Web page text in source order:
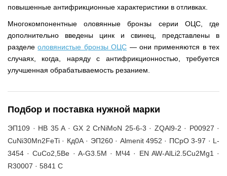
повышенные антифрикционные характеристики в отливках.
Многокомпонентные оловянные бронзы серии ОЦС, где
дополнительно введены цинк и свинец, представлены в
разделеоловянистые бронзы ОЦС — они применяются в тех
случаях, когда, наряду с антифрикционностью, требуется
улучшенная обрабатываемость резанием.
Подбор и поставка нужной марки
ЭП109 · HB 35 A · GX 2 CrNiMoN 25-6-3 · ZQAl9-2 · P00927 ·
CuNi30Mn2FeTi · Кд0А · ЭП260 · Almenit 4952 · ПСрО 3-97 · L-
3454 · CuCo2,5Be · A-G3.5M · МЧ4 · EN AW-AlLi2.5Cu2Mg1 ·
R30007 · 5841 C